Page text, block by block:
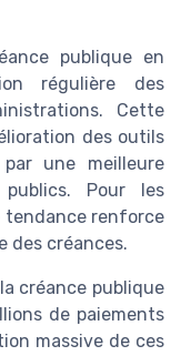
publique en
régulière des
Cette
des outils
une meilleure
Pour les
tendance renforce
des créances.
créance publique
de paiements
massive de ces